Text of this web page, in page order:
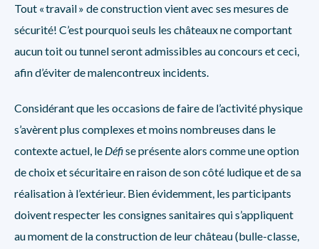
Tout « travail » de construction vient avec ses mesures de
sécurité! C’est pourquoi seuls les châteaux ne comportant
aucun toit ou tunnel seront admissibles au concours et ceci,
afin d’éviter de malencontreux incidents.
Considérant que les occasions de faire de l’activité physique
s’avèrent plus complexes et moins nombreuses dans le
contexte actuel, le Défise présente alors comme une option
de choix et sécuritaire en raison de son côté ludique et de sa
réalisation à l’extérieur. Bien évidemment, les participants
doivent respecter les consignes sanitaires qui s’appliquent
au moment de la construction de leur château (bulle-classe,